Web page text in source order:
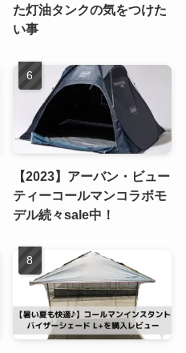
た灯油タンクの気をつけた
い事
【2023】アーバン・ビュー
ティーコールマンコラボモ
デル続々sale中！